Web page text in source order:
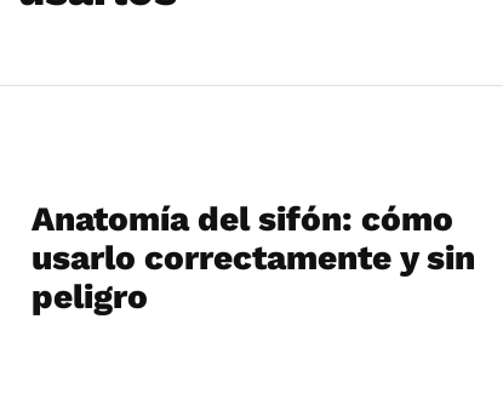
Anatomía del sifón: cómo
usarlo correctamente y sin
peligro